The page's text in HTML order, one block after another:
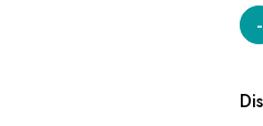
-